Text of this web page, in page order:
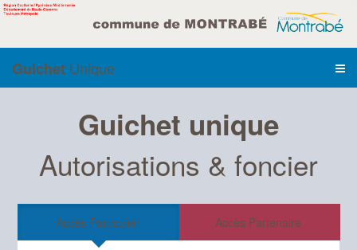
Guichet Unique
Guichet unique
Autorisations & foncier
Accès Particulier Accès Partenaire